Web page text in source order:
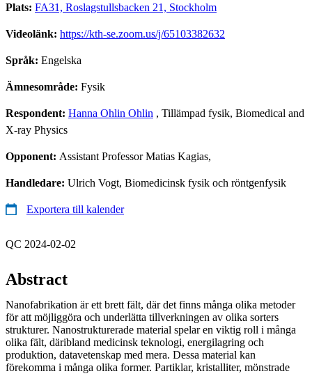
Plats: FA31, Roslagstullsbacken 21, Stockholm
Videolänk: https://kth-se.zoom.us/j/65103382632
Språk: Engelska
Ämnesområde: Fysik
Respondent: Hanna Ohlin Ohlin , Tillämpad fysik, Biomedical and
X-ray Physics
Opponent: Assistant Professor Matias Kagias,
Handledare: Ulrich Vogt, Biomedicinsk fysik och röntgenfysik
Exportera till kalender
QC 2024-02-02
Abstract
Nanofabrikation är ett brett fält, där det finns många olika metoder
för att möjliggöra och underlätta tillverkningen av olika sorters
strukturer. Nanostrukturerade material spelar en viktig roll i många
olika fält, däribland medicinsk teknologi, energilagring och
produktion, datavetenskap med mera. Dessa material kan
förekomma i många olika former. Partiklar, kristalliter, mönstrade